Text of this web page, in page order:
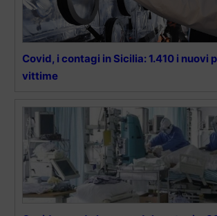
Covid, i contagi in Sicilia: 1.410 i nuovi
vittime